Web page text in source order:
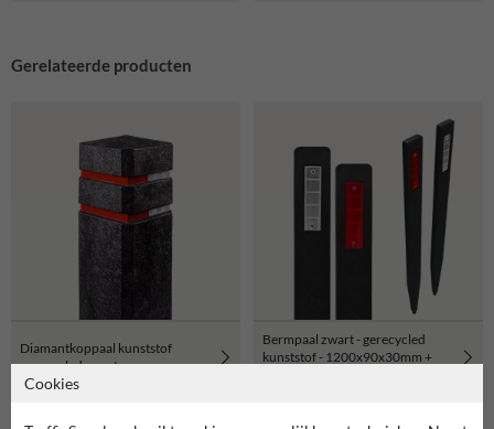
Gerelateerde producten
Diamantkoppaal kunststof
gerecycled zwart
Bermpaal zwart - gerecycled
kunststof - 1200x90x30mm +
Cookies